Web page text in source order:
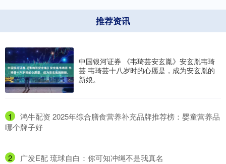
推荐资讯
中国银河证券 《韦琦芸安玄胤》安玄胤韦琦
芸 韦琦芸十八岁时的心愿是，成为安玄胤的
新娘。
1
​鸿牛配资 2025年综合膳食营养补充品牌推荐榜：婴童营养品
哪个牌子好
2 ​广发E配 琉球自白：你可知冲绳不是我真名